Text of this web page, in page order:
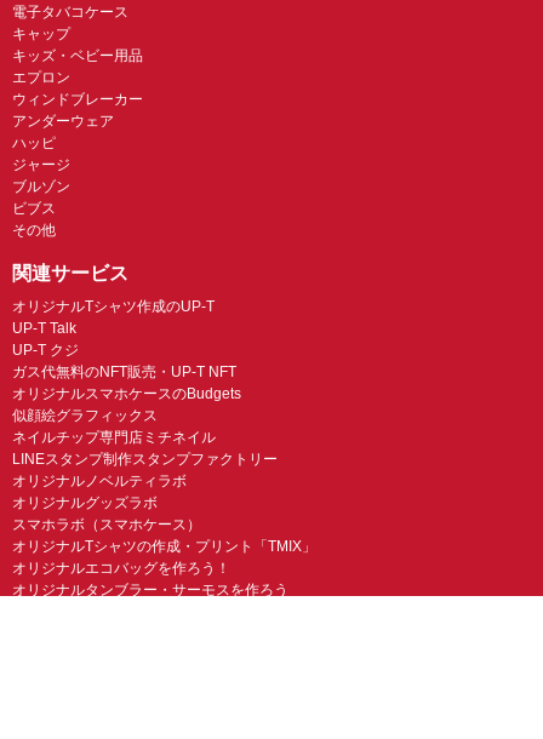
電子タバコケース
キャップ
キッズ・ベビー用品
エプロン
ウィンドブレーカー
アンダーウェア
ハッピ
ジャージ
ブルゾン
ビブス
その他
関連サービス
オリジナルTシャツ作成のUP-T
UP-T Talk
UP-T クジ
ガス代無料のNFT販売・UP-T NFT
オリジナルスマホケースのBudgets
似顔絵グラフィックス
ネイルチップ専門店ミチネイル
LINEスタンプ制作スタンプファクトリー
オリジナルノベルティラボ
オリジナルグッズラボ
スマホラボ（スマホケース）
オリジナルTシャツの作成・プリント「TMIX」
オリジナルエコバッグを作ろう！
オリジナルタンブラー・サーモスを作ろう